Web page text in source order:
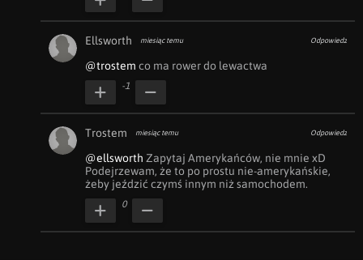
Ellsworth miesiąc temu Odpowiedz
@trostem co ma rower do lewactwa
-1
Trostem miesiąc temu Odpowiedz
@ellsworth Zapytaj Amerykańców, nie mnie xD
Podejrzewam, że to po prostu nie-amerykańskie,
żeby jeździć czymś innym niż samochodem.
0